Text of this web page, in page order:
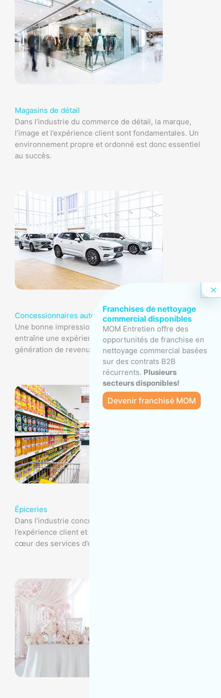
Magasins de détail
Dans l’industrie du commerce de détail, la marque,
l’image et l’expérience client sont fondamentales. Un
environnement propre et ordonné est donc essentiel
au succès.
Concessionnaires automobiles
Une bonne impression, au tout début et à la toute fin,
entraîne une expérience client positive et favorise la
génération de revenus.
Épiceries
Dans l’industrie concurrentielle des épiceries,
l’expérience client et la salubrité alimentaire sont au
cœur des services d’entretien ménager.
Franchises de nettoyage
commercial disponibles
MOM Entretien offre des
opportunités de franchise en
nettoyage commercial basées
sur des contrats B2B
récurrents. Plusieurs
secteurs disponibles!
Devenir franchisé MOM